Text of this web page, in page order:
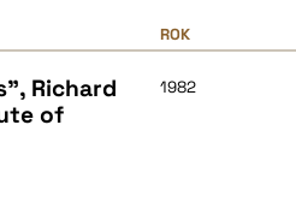
ROK
Richard
of
1982